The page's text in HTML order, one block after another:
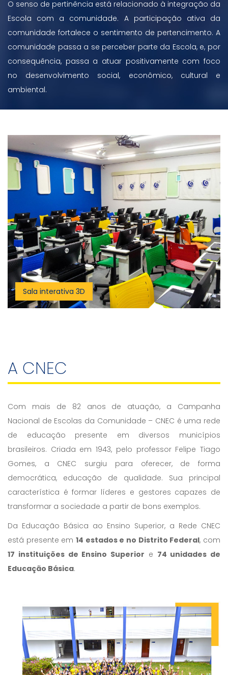
O senso de pertinência está relacionado à integração da
Escola com a comunidade. A participação ativa da
comunidade fortalece o sentimento de pertencimento. A
comunidade passa a se perceber parte da Escola, e, por
consequência, passa a atuar positivamente com foco
no desenvolvimento social, econômico, cultural e
ambiental.
Sala interativa 3D
A CNEC
Com mais de 82 anos de atuação, a Campanha
Nacional de Escolas da Comunidade – CNEC é uma rede
de educação presente em diversos municípios
brasileiros. Criada em 1943, pelo professor Felipe Tiago
Gomes, a CNEC surgiu para oferecer, de forma
democrática, educação de qualidade. Sua principal
característica é formar líderes e gestores capazes de
transformar a sociedade a partir de bons exemplos.
Da Educação Básica ao Ensino Superior, a Rede CNEC
está presente em 14 estados e no Distrito Federal, com
17 instituições de Ensino Superior e 74 unidades de
Educação Básica.